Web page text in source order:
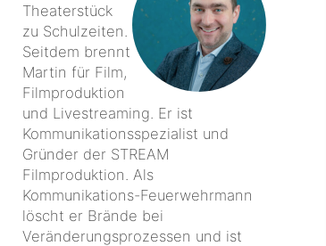
Theaterstück
zu Schulzeiten.
Seitdem brennt
Martin für Film,
Filmproduktion
und Livestreaming. Er ist
Kommunikationsspezialist und
Gründer der STREAM
Filmproduktion. Als
Kommunikations-Feuerwehrmann
löscht er Brände bei
Veränderungsprozessen und ist